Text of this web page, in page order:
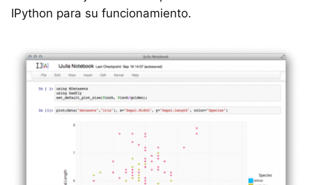
IPython para su funcionamiento.